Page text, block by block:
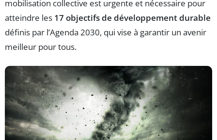
mobilisation collective est urgente et nécessaire pour
atteindre les 17 objectifs de développement durable
définis par l’Agenda 2030, qui vise à garantir un avenir
meilleur pour tous.